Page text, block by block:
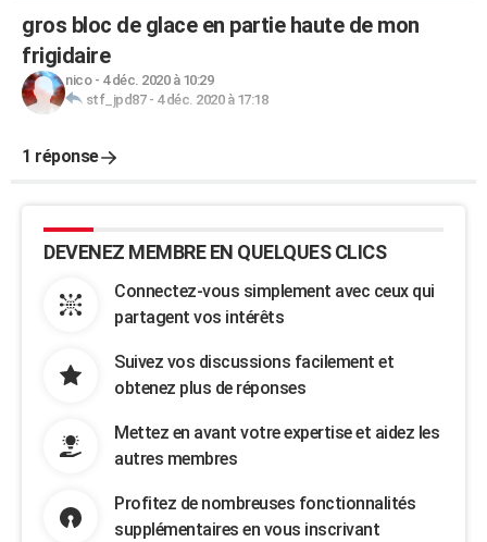
gros bloc de glace en partie haute de mon
frigidaire
nico- 4 déc. 2020 à 10:29
stf_jpd87- 4 déc. 2020 à 17:18
1 réponse
DEVENEZ MEMBRE EN QUELQUES CLICS
Connectez-vous simplement avec ceux qui
partagent vos intérêts
Suivez vos discussions facilement et
obtenez plus de réponses
Mettez en avant votre expertise et aidez les
autres membres
Profitez de nombreuses fonctionnalités
supplémentaires en vous inscrivant